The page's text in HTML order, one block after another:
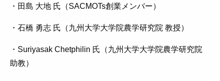
・田島 大地 氏（SACMOTs創業メンバー）
・石橋 勇志 氏（九州大学大学院農学研究院 教授）
・Suriyasak Chetphilin 氏（九州大学大学院農学研究院
助教）